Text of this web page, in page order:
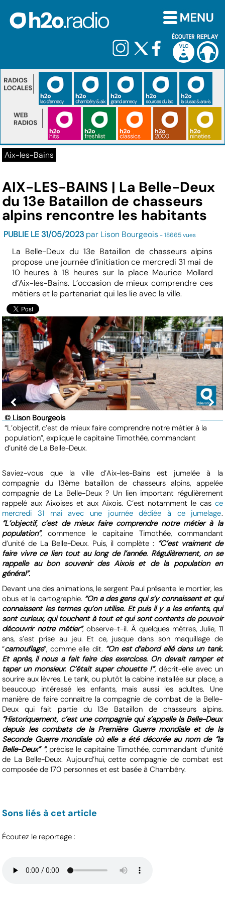
Aix-les-Bains
AIX-LES-BAINS | La Belle-Deux
du 13e Bataillon de chasseurs
alpins rencontre les habitants
PUBLIE LE 31/05/2023 par Lison Bourgeois - 18665 vues
La Belle-Deux du 13e Bataillon de chasseurs alpins
propose une journée d’initiation ce mercredi 31 mai de
10 heures à 18 heures sur la place Maurice Mollard
d’Aix-les-Bains. L’occasion de mieux comprendre ces
métiers et le partenariat qui les lie avec la ville.
© Lison Bourgeois
“L’objectif, c’est de mieux faire comprendre notre métier à la
population”, explique le capitaine Timothée, commandant
d’unité de La Belle-Deux.
Saviez-vous que la ville d’Aix-les-Bains est jumelée à la
compagnie du 13ème bataillon de chasseurs alpins, appelée
compagnie de La Belle-Deux ? Un lien important régulièrement
rappelé aux Aixoises et aux Aixois. C’est notamment le cas ce
mercredi 31 mai avec une journée dédiée à ce jumelage.
“L’objectif, c’est de mieux faire comprendre notre métier à la
population”, commence le capitaine Timothée, commandant
d’unité de La Belle-Deux. Puis, il complète : “C’est vraiment de
faire vivre ce lien tout au long de l’année. Régulièrement, on se
rappelle au bon souvenir des Aixois et de la population en
général”.
Devant une des animations, le sergent Paul présente le mortier, les
obus et la cartographie. “On a des gens qui s’y connaissent et qui
connaissent les termes qu’on utilise. Et puis il y a les enfants, qui
sont curieux, qui touchent à tout et qui sont contents de pouvoir
découvrir notre métier”, observe-t-il. À quelques mètres, Julie, 11
ans, s’est prise au jeu. Et ce, jusque dans son maquillage de
“camouflage”, comme elle dit. “On est d’abord allé dans un tank.
Et après, il nous a fait faire des exercices. On devait ramper et
taper un monsieur. C’était super chouette !”, décrit-elle avec un
sourire aux lèvres. Le tank, ou plutôt la cabine installée sur place, a
beaucoup intéressé les enfants, mais aussi les adultes. Une
manière de faire connaître la compagnie de combat de la Belle-
Deux qui fait partie du 13e Bataillon de chasseurs alpins.
“Historiquement, c’est une compagnie qui s’appelle la Belle-Deux
depuis les combats de la Première Guerre mondiale et de la
Seconde Guerre mondiale où elle a été décorée au nom de “la
Belle-Deux” “, précise le capitaine Timothée, commandant d’unité
de La Belle-Deux. Aujourd’hui, cette compagnie de combat est
composée de 170 personnes et est basée à Chambéry.
Sons liés à cet article
Écoutez le reportage :